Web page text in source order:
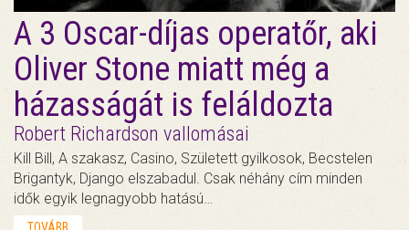
A 3 Oscar-díjas operatőr, aki
Oliver Stone miatt még a
házasságát is feláldozta
Robert Richardson vallomásai
Kill Bill, A szakasz, Casino, Született gyilkosok, Becstelen
Brigantyk, Django elszabadul. Csak néhány cím minden
idők egyik legnagyobb hatású…